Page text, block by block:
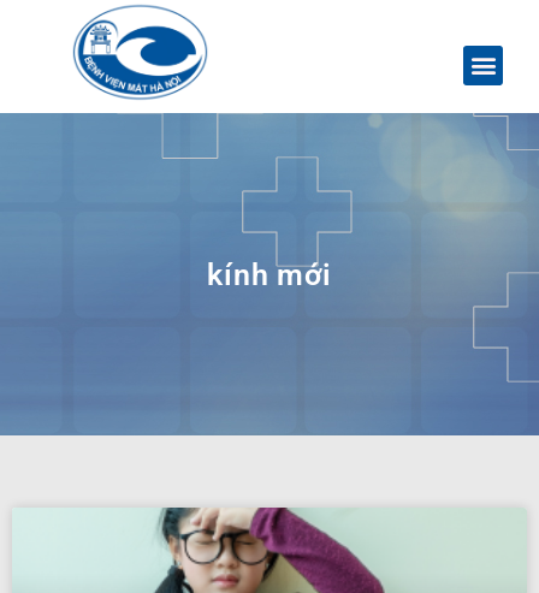
kính mới